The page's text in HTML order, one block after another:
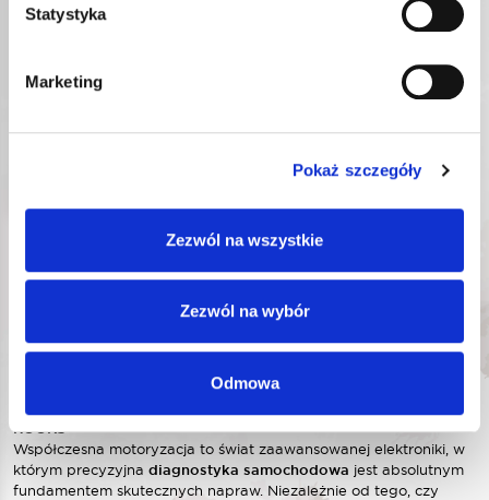
Statystyka
Marketing
Pokaż szczegóły
Zezwól na wszystkie
Zezwól na wybór
Odmowa
227,54
Diagnostyka samochodowa – profesjonalne narzędzia i testery
ROOKS
Współczesna motoryzacja to świat zaawansowanej elektroniki, w
którym precyzyjna diagnostyka samochodowa jest absolutnym
fundamentem skutecznych napraw. Niezależnie od tego, czy